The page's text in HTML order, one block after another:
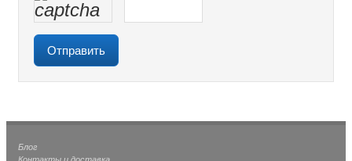
Блог
Контакты и доставка